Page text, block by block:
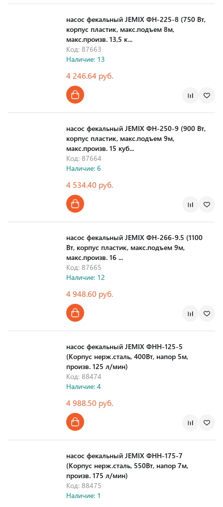
насос фекальный JEMIX ФН-225-8 (750 Вт,
корпус пластик, макс.подъем 8м,
макс.произв. 13,5 к...
Код: 87663
Наличие: 13
4 246.64 руб.
насос фекальный JEMIX ФН-250-9 (900 Вт,
корпус пластик, макс.подъем 9м,
макс.произв. 15 куб...
Код: 87664
Наличие: 6
4 534.40 руб.
насос фекальный JEMIX ФН-266-9.5 (1100
Вт, корпус пластик, макс.подъем 9м,
макс.произв. 16 ...
Код: 87665
Наличие: 12
4 948.60 руб.
насос фекальный JEMIX ФНН-125-5
(Корпус нерж.сталь, 400Вт, напор 5м,
произв. 125 л/мин)
Код: 88474
Наличие: 4
4 988.50 руб.
насос фекальный JEMIX ФНН-175-7
(Корпус нерж.сталь, 550Вт, напор 7м,
произв. 175 л/мин)
Код: 88475
Наличие: 1